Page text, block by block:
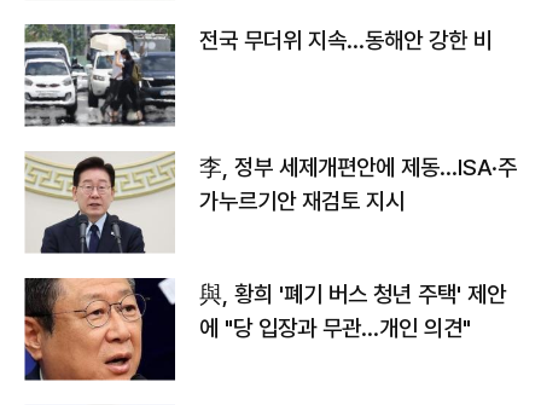
전국 무더위 지속…동해안 강한 비
李, 정부 세제개편안에 제동…ISA·주
가누르기안 재검토 지시
與, 황희 '폐기 버스 청년 주택' 제안
에 "당 입장과 무관…개인 의견"